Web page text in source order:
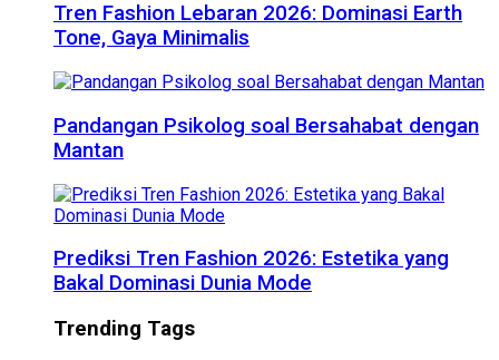
Tren Fashion Lebaran 2026: Dominasi Earth
Tone, Gaya Minimalis
Pandangan Psikolog soal Bersahabat dengan
Mantan
Prediksi Tren Fashion 2026: Estetika yang
Bakal Dominasi Dunia Mode
Trending Tags